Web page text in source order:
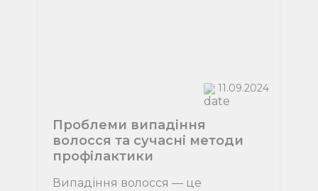
11.09.2024
Проблеми випадіння
волосся та сучасні методи
профілактики
Випадіння волосся — це